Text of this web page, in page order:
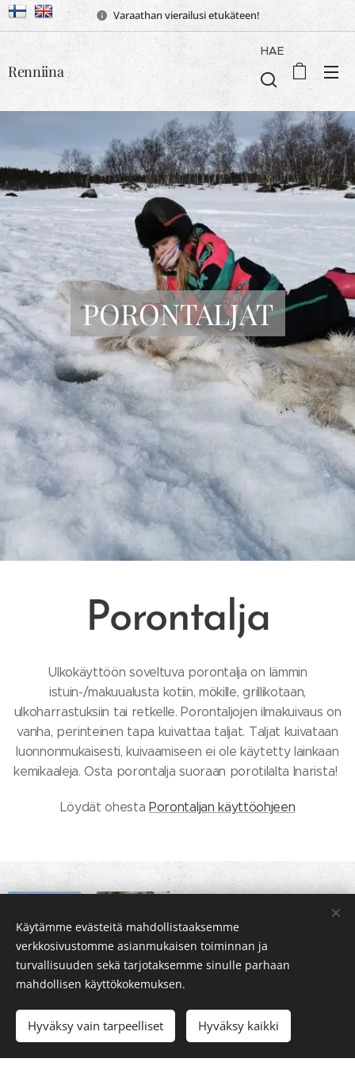
Varaathan vierailusi etukäteen!
Renniina
HAE
PORONTALJAT
Porontalja
Ulkokäyttöön soveltuva porontalja on lämmin
istuin-/makuualusta kotiin, mökille, grillikotaan,
ulkoharrastuksiin tai retkelle. Porontaljojen ilmakuivaus on
vanha, perinteinen tapa kuivattaa taljat. Taljat kuivataan
luonnonmukaisesti, kuivaamiseen ei ole käytetty lainkaan
kemikaaleja. Osta porontalja suoraan porotilalta Inarista!
Löydät ohestaPorontaljan käyttöohjeen
Porontalja
Alkaen
40,00€
Porontalja
istuinalusta
16,90€
Käytämme evästeitä mahdollistaaksemme
verkkosivustomme asianmukaisen toiminnan ja
turvallisuuden sekä tarjotaksemme sinulle parhaan
mahdollisen käyttökokemuksen.
Hyväksy vain tarpeelliset Hyväksy kaikki